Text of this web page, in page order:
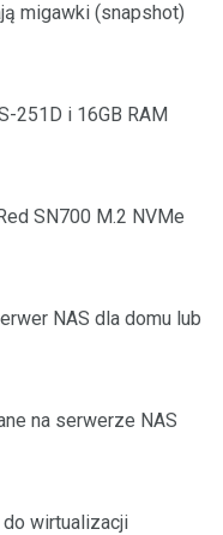
migawki (snapshot)
251D i 16GB RAM
SN700 M.2 NVMe
NAS dla domu lub
na serwerze NAS
wirtualizacji